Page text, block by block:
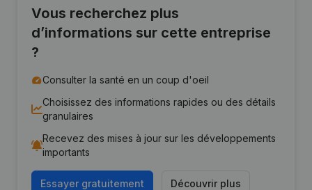
Vous recherchez plus
d’informations sur cette entreprise
?
Consulter la santé en un coup d'oeil
Choisissez des informations rapides ou des détails
granulaires
Recevez des mises à jour sur les développements
importants
Essayer gratuitement Découvrir plus